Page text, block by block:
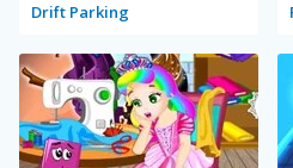
Drift Parking